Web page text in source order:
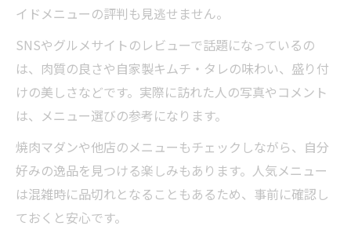
イドメニューの評判も見逃せません。
SNSやグルメサイトのレビューで話題になっているの
は、肉質の良さや自家製キムチ・タレの味わい、盛り付
けの美しさなどです。実際に訪れた人の写真やコメント
は、メニュー選びの参考になります。
焼肉マダンや他店のメニューもチェックしながら、自分
好みの逸品を見つける楽しみもあります。人気メニュー
は混雑時に品切れとなることもあるため、事前に確認し
ておくと安心です。